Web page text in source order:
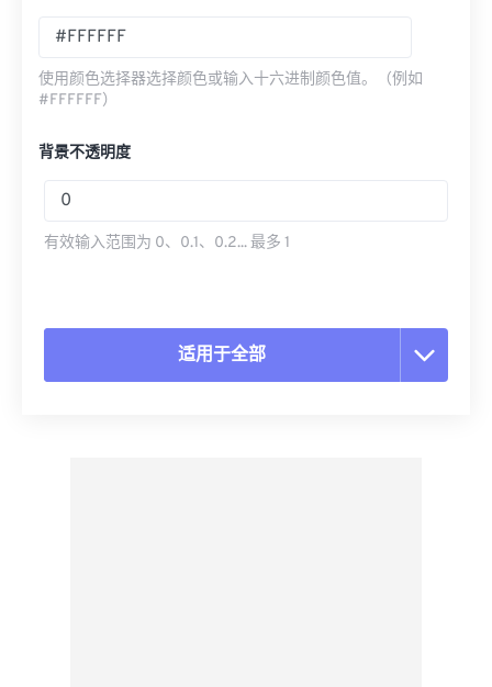
使用颜色选择器选择颜色或输入十六进制颜色值。（例如
#FFFFFF）
背景不透明度
有效输入范围为 0、0.1、0.2... 最多 1
适用于全部